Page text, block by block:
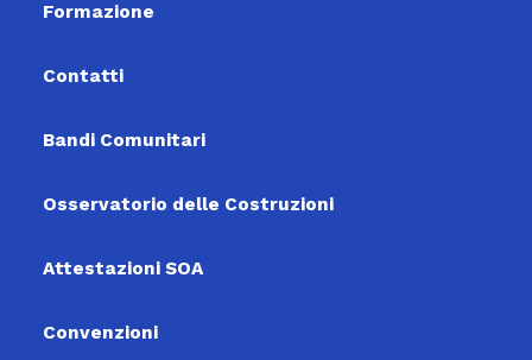
Formazione
Contatti
Bandi Comunitari
Osservatorio delle Costruzioni
Attestazioni SOA
Convenzioni